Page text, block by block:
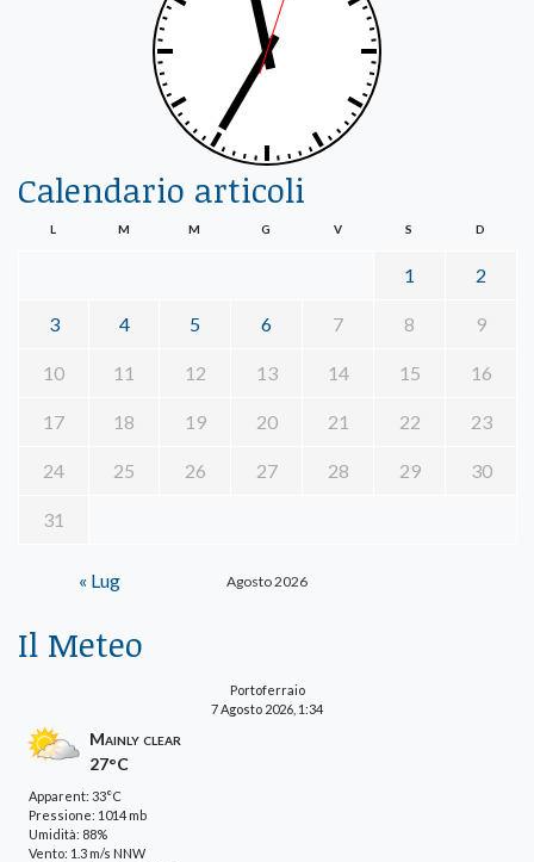
Calendario articoli
Agosto 2026
L M M G V S D
1 2
3 4 5 6 7 8 9
10 11 12 13 14 15 16
17 18 19 20 21 22 23
24 25 26 27 28 29 30
31
« Lug
Il Meteo
Portoferraio
7 Agosto 2026, 1:34
Mainly clear
27°C
Apparent: 33°C
Pressione: 1014 mb
Umidità: 88%
Vento: 1.3 m/s NNW